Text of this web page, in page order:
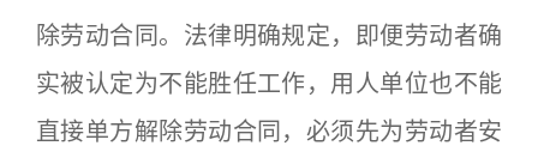
除劳动合同。法律明确规定，即便劳动者确
实被认定为不能胜任工作，用人单位也不能
直接单方解除劳动合同，必须先为劳动者安